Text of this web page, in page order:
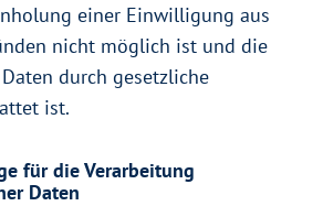
einer Einwilligung aus
nicht möglich ist und die
durch gesetzliche
ist.
für die Verarbeitung
Daten